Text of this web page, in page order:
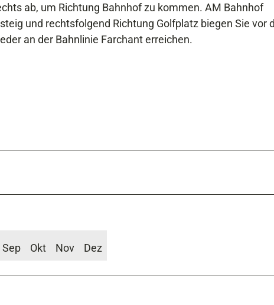
ab, um Richtung Bahnhof zu kommen. AM Bahnhof
und rechtsfolgend Richtung Golfplatz biegen Sie vor
an der Bahnlinie Farchant erreichen.
Sep Okt Nov Dez